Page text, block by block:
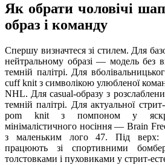
Як обрати чоловічі
образ і команду
Спершу визначтеся зі стилем. Для
нейтральному образі — модель без
темній палітрі. Для
cuff knit з символікою улюбленої
NHL. Для casual-образу з
темній палітрі. Для актуальної
pom knit з помпоном у
мінімалістичного носіння — Brain
з маленьким лого 47. Під верх:
працюють зі спортивними
толстовками і пуховиками у стрит-